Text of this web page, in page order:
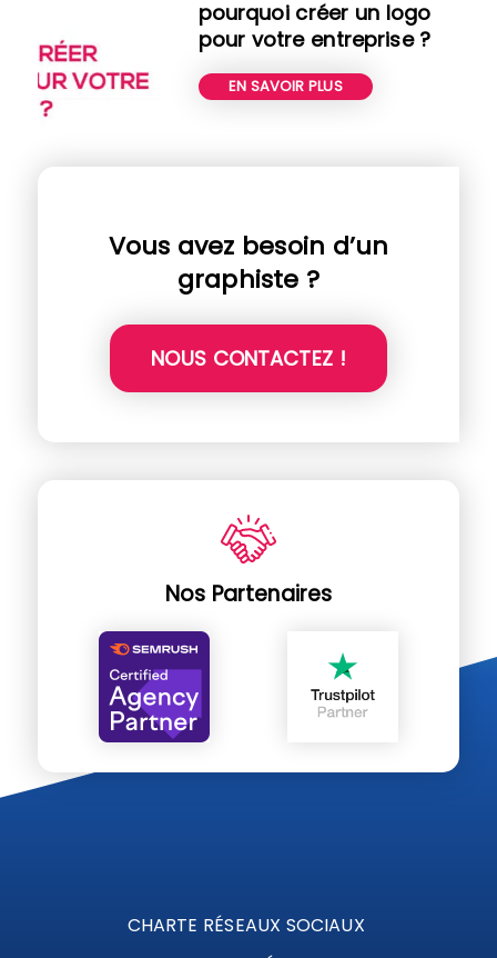
pourquoi créer un logo
pour votre entreprise ?
EN SAVOIR PLUS
Vous avez besoin d’un
graphiste ?
NOUS CONTACTEZ !
Nos Partenaires
CHARTE RÉSEAUX SOCIAUX